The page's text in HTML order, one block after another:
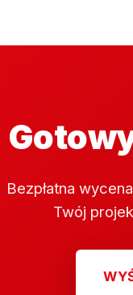
Bezpłatna
Twój